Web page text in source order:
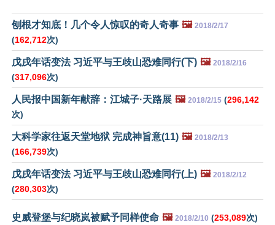
刨根才知底！几个令人惊叹的奇人奇事 🖼️ 2018/2/17
(162,712次)
戊戌年话变法 习近平与王歧山恐难同行(下) 🖼️ 2018/2/16
(317,096次)
人民报中国新年献辞：江城子·天路展 🖼️ 2018/2/15 (296,142
次)
大科学家往返天堂地狱 完成神旨意(11) 🖼️ 2018/2/13
(166,739次)
戊戌年话变法 习近平与王歧山恐难同行(上) 🖼️ 2018/2/12
(280,303次)
史威登堡与纪晓岚被赋予同样使命 🖼️ 2018/2/10 (253,089次)